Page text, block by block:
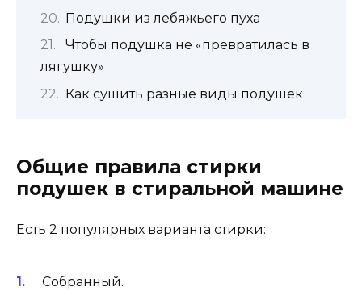
Подушки из лебяжьего пуха
Чтобы подушка не «превратилась в
лягушку»
Как сушить разные виды подушек
Общие правила стирки
подушек в стиральной машине
Есть 2 популярных варианта стирки:
Собранный.